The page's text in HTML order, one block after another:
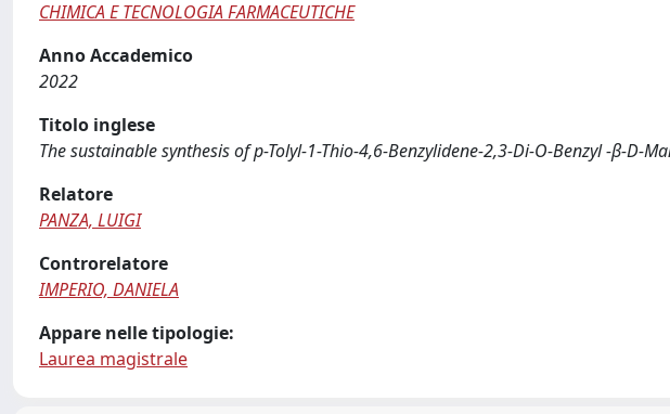
CHIMICA E TECNOLOGIA FARMACEUTICHE
Anno Accademico
2022
Titolo inglese
The sustainable synthesis of p-Tolyl-1-Thio-4,6-Benzylidene-2,3-Di-O-Benzyl -β-D-
Relatore
PANZA, LUIGI
Controrelatore
IMPERIO, DANIELA
Appare nelle tipologie:
Laurea magistrale